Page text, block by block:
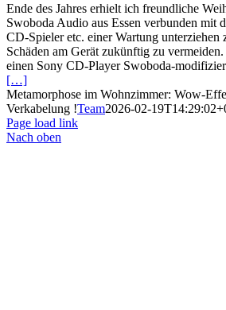
Ende des Jahres erhielt ich freundliche
Swoboda Audio aus Essen verbunden mit
CD-Spieler etc. einer Wartung unterziehen
Schäden am Gerät zukünftig zu
einen Sony CD-Player Swoboda-
[…]
Metamorphose im Wohnzimmer: Wow-
Verkabelung !Team2026-02-
Page load link
Nach oben